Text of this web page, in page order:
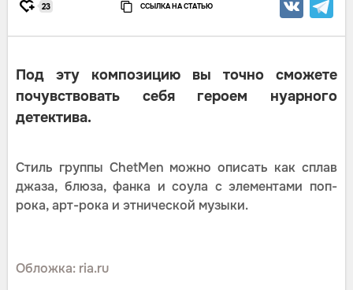
23 ССЫЛКА НА СТАТЬЮ
Под эту композицию вы точно сможете
почувствовать себя героем нуарного
детектива.
Стиль группы ChetMen можно описать как сплав
джаза, блюза, фанка и соула с элементами поп-
рока, арт-рока и этнической музыки.
Обложка: ria.ru